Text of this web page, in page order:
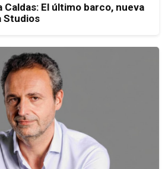
Caldas: El último barco, nueva
Studios